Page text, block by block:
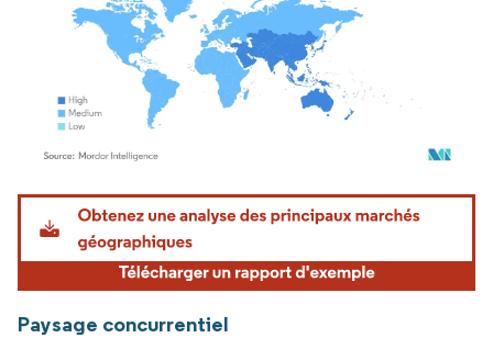
Image © Mordor Intelligence. La réutilisation nécessite une attribution sous CC BY
Paysage concurrentiel